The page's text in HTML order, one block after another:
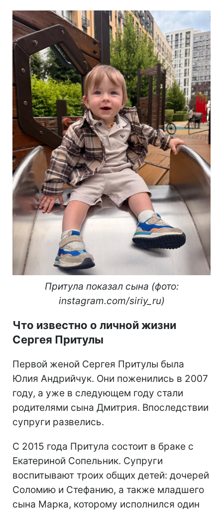
Притула показал сына (фото:
instagram.com/siriy_ru)
Что известно о личной жизни
Сергея Притулы
Первой женой Сергея Притулы была
Юлия Андрийчук. Они поженились в 2007
году, а уже в следующем году стали
родителями сына Дмитрия. Впоследствии
супруги развелись.
С 2015 года Притула состоит в браке с
Екатериной Сопельник. Супруги
воспитывают троих общих детей: дочерей
Соломию и Стефанию, а также младшего
сына Марка, которому исполнился один